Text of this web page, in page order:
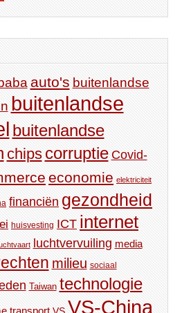
auto's buitenlandse
buitenlandse
buitenlandse
chips corruptie Covid-
economie elektriciteit
financiën gezondheid
huisvesting ICT internet
luchtvervuiling media
milieu sociaal
Taiwan technologie
VS-China